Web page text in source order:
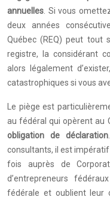
annuelles . Si vous
deux années
Québec (REQ) peut tout
registre, la considérant
alors légalement
catastrophiques si vous
Le piège est
au fédéral qui opèrent au
obligation de déclaration
consultants, il est
fois auprès de
d’entrepreneurs
fédérale et oublient leur